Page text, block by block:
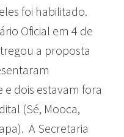
foi habilitado.
Oficial em 4 de
a proposta
dois estavam fora
(Sé, Mooca,
A Secretaria